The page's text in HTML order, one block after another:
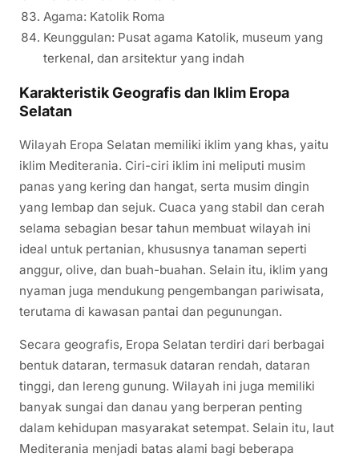
Agama: Katolik Roma
Keunggulan: Pusat agama Katolik, museum yang
terkenal, dan arsitektur yang indah
Karakteristik Geografis dan Iklim Eropa
Selatan
Wilayah Eropa Selatan memiliki iklim yang khas, yaitu
iklim Mediterania. Ciri-ciri iklim ini meliputi musim
panas yang kering dan hangat, serta musim dingin
yang lembap dan sejuk. Cuaca yang stabil dan cerah
selama sebagian besar tahun membuat wilayah ini
ideal untuk pertanian, khususnya tanaman seperti
anggur, olive, dan buah-buahan. Selain itu, iklim yang
nyaman juga mendukung pengembangan pariwisata,
terutama di kawasan pantai dan pegunungan.
Secara geografis, Eropa Selatan terdiri dari berbagai
bentuk dataran, termasuk dataran rendah, dataran
tinggi, dan lereng gunung. Wilayah ini juga memiliki
banyak sungai dan danau yang berperan penting
dalam kehidupan masyarakat setempat. Selain itu, laut
Mediterania menjadi batas alami bagi beberapa